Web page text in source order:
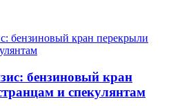
бензиновый кран
и спекулянтам